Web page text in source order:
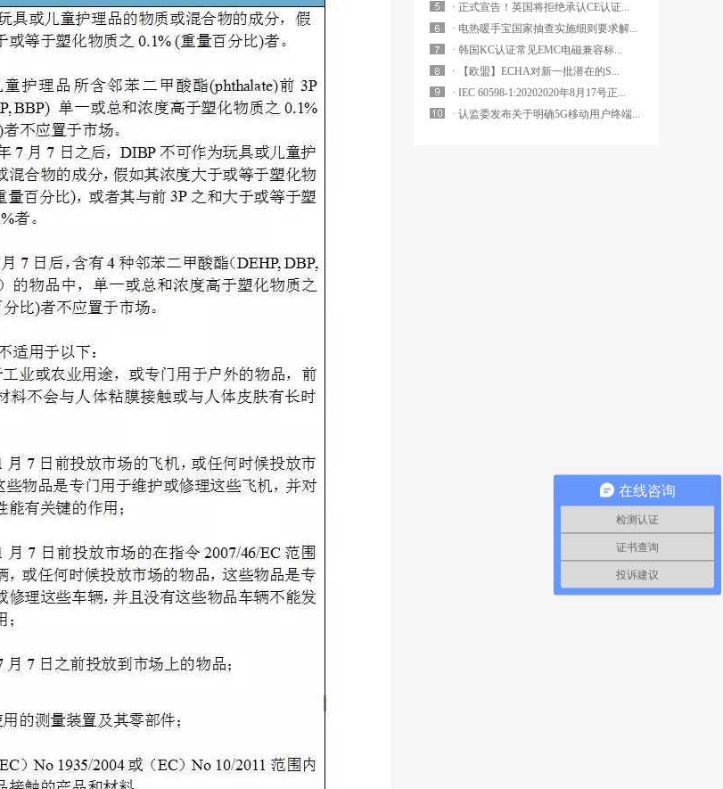
· 正式宣告！英国将拒绝承认CE认证...
· 电热暖手宝国家抽查实施细则要求解...
· 韩国KC认证常见EMC电磁兼容标...
· 【欧盟】ECHA对新一批潜在的S...
· IEC 60598-1:20202020年8月17号正...
· 认监委发布关于明确5G移动用户终端...
在线咨询
检测认证
证书查询
投诉建议